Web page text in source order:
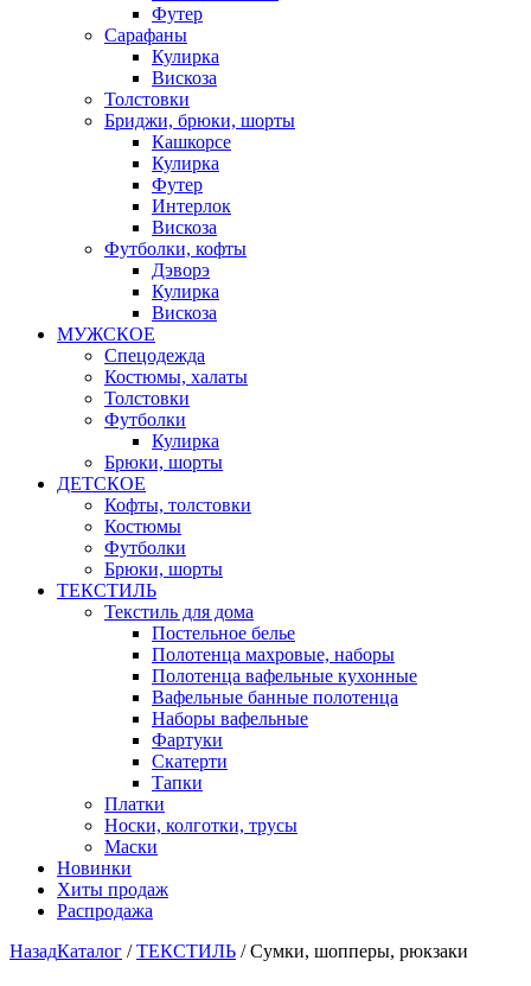
Футер
Сарафаны
Кулирка
Вискоза
Толстовки
Бриджи, брюки, шорты
Кашкорсе
Кулирка
Футер
Интерлок
Вискоза
Футболки, кофты
Дэворэ
Кулирка
Вискоза
МУЖСКОЕ
Спецодежда
Костюмы, халаты
Толстовки
Футболки
Кулирка
Брюки, шорты
ДЕТСКОЕ
Кофты, толстовки
Костюмы
Футболки
Брюки, шорты
ТЕКСТИЛЬ
Текстиль для дома
Постельное белье
Полотенца махровые, наборы
Полотенца вафельные кухонные
Вафельные банные полотенца
Наборы вафельные
Фартуки
Скатерти
Тапки
Платки
Носки, колготки, трусы
Маски
Новинки
Хиты продаж
Распродажа
НазадКаталог /ТЕКСТИЛЬ /Сумки, шопперы, рюкзаки